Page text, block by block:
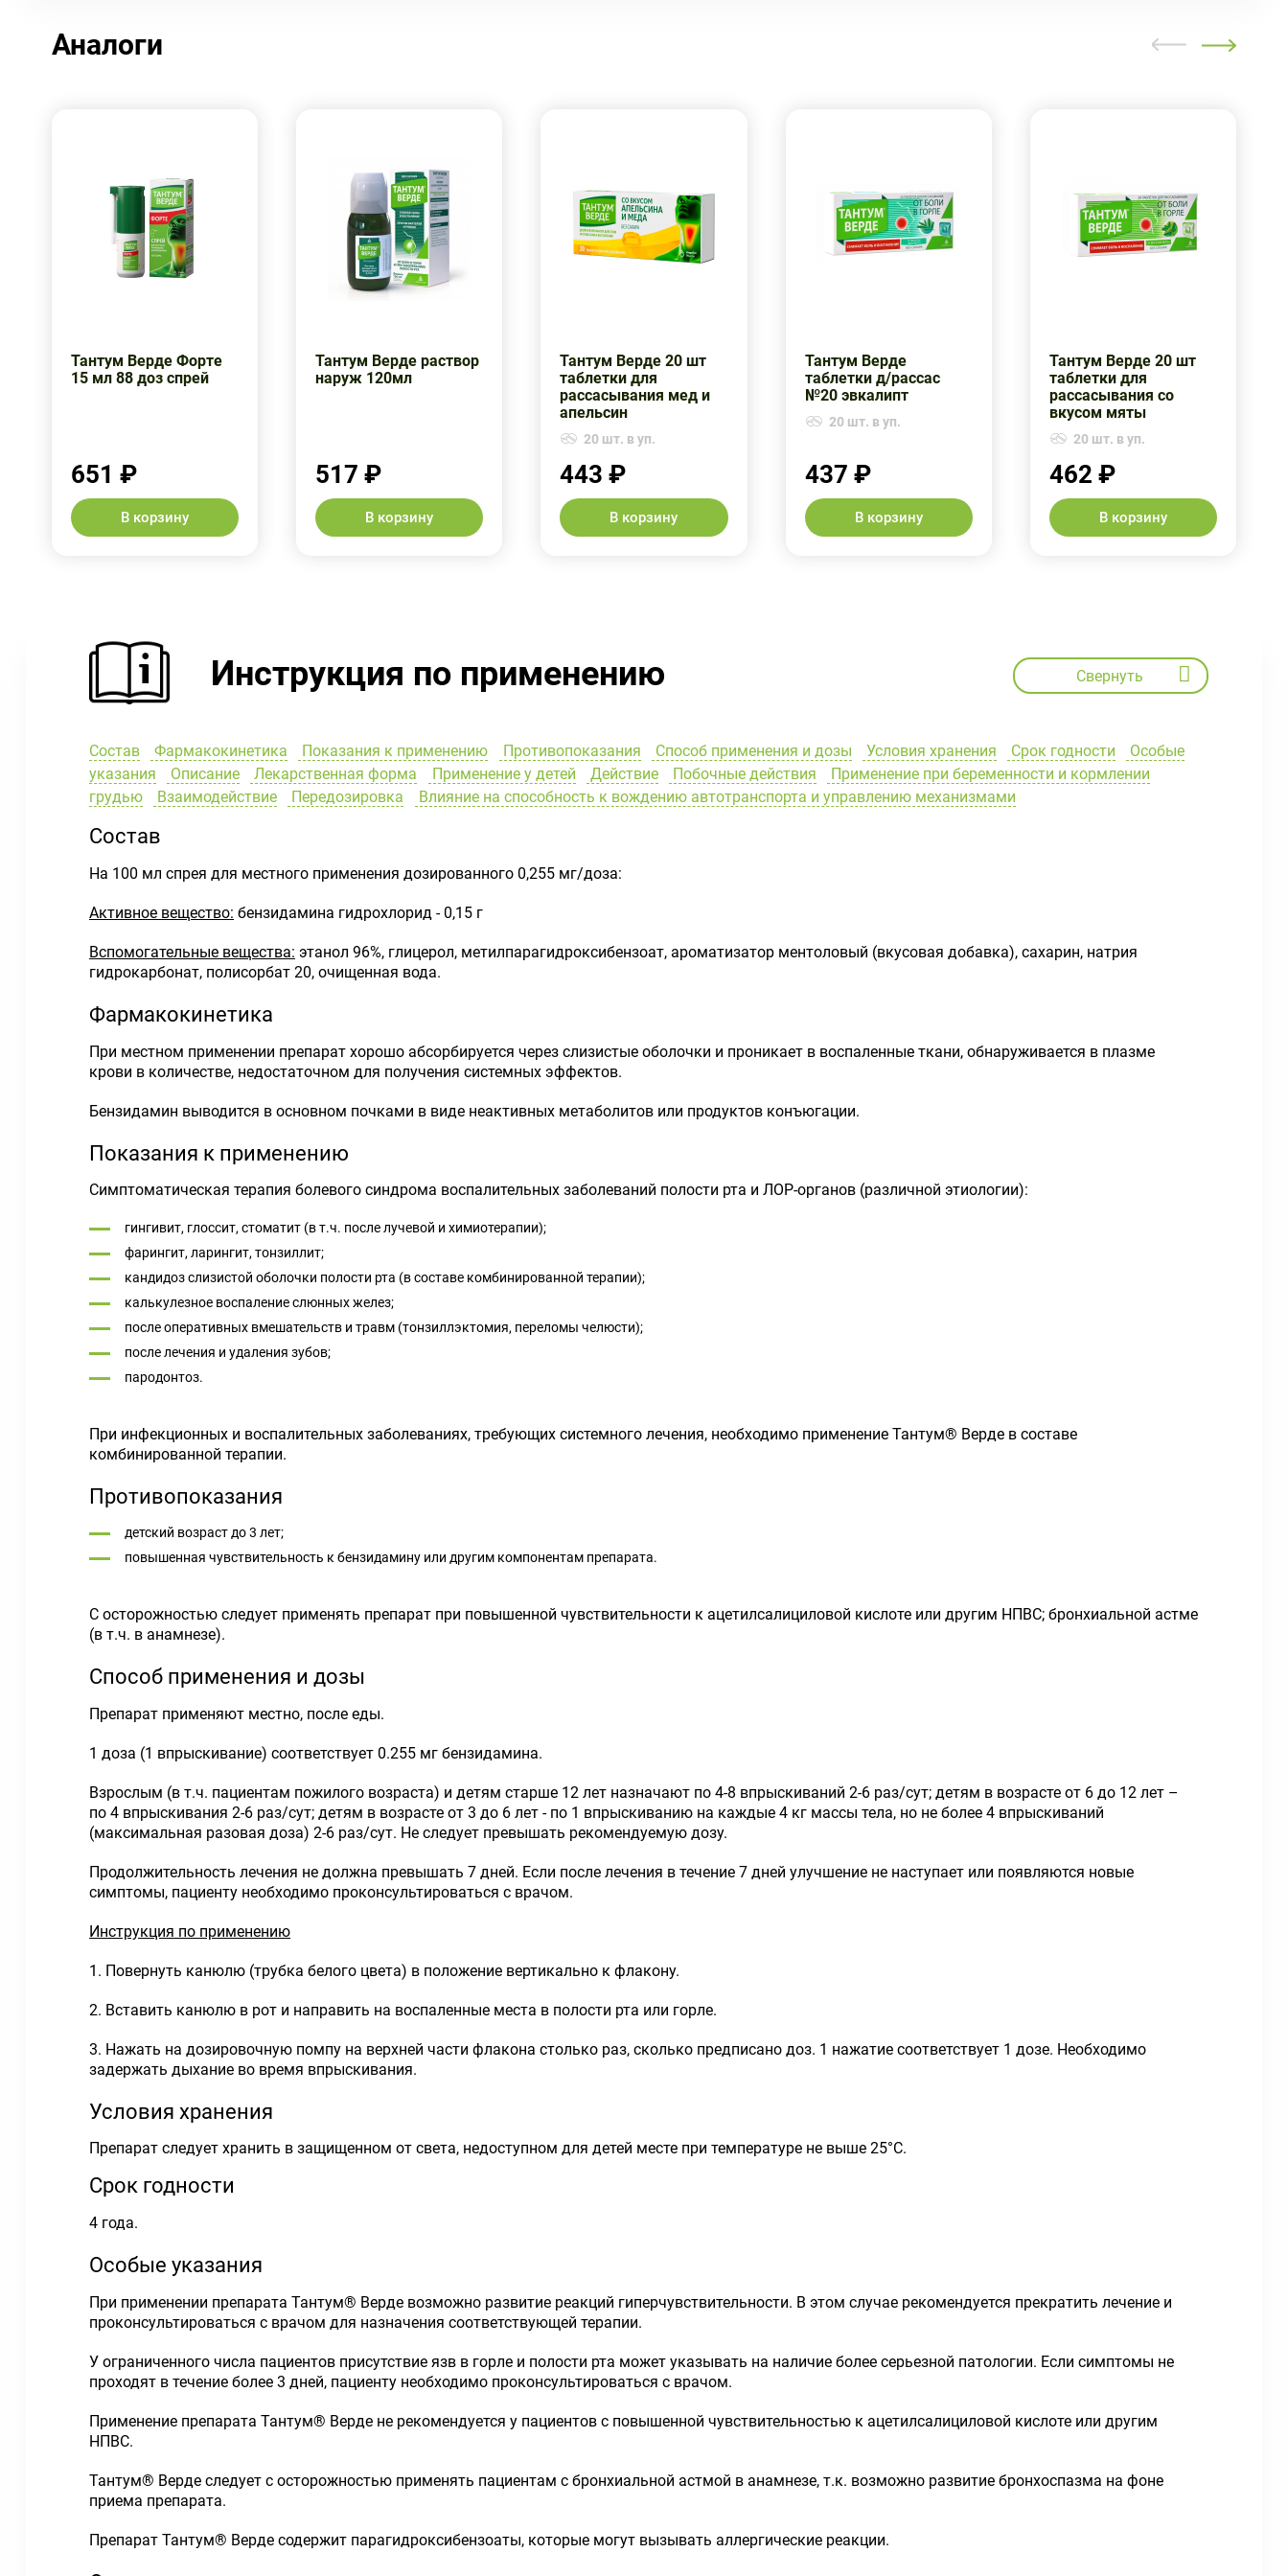
Аналоги
Тантум Верде Форте
15 мл 88 доз спрей
651 ₽
В корзину
Тантум Верде раствор
наруж 120мл
517 ₽
В корзину
Тантум Верде 20 шт
таблетки для
рассасывания мед и
апельсин
20 шт. в уп.
443 ₽
В корзину
Тантум Верде
таблетки д/рассас
№20 эвкалипт
20 шт. в уп.
437 ₽
В корзину
Тантум Верде 20 шт
таблетки для
рассасывания со
вкусом мяты
20 шт. в уп.
462 ₽
В корзину
Инструкция по применению Свернуть
Состав Фармакокинетика Показания к применению Противопоказания Способ применения и дозы Условия хранения Срок годности
Особые
указания
Описание Лекарственная форма Применение у детей Действие Побочные действия
Применение при беременности и кормлении
грудью
Взаимодействие Передозировка Влияние на способность к вождению автотранспорта и управлению механизмами
Состав
На 100 мл спрея для местного применения дозированного 0,255 мг/доза:
Активное вещество: бензидамина гидрохлорид - 0,15 г
Вспомогательные вещества: этанол 96%, глицерол, метилпарагидроксибензоат, ароматизатор ментоловый (вкусовая добавка), сахарин, натрия
гидрокарбонат, полисорбат 20, очищенная вода.
Фармакокинетика
При местном применении препарат хорошо абсорбируется через слизистые оболочки и проникает в воспаленные ткани, обнаруживается в плазме
крови в количестве, недостаточном для получения системных эффектов.
Бензидамин выводится в основном почками в виде неактивных метаболитов или продуктов конъюгации.
Показания к применению
Симптоматическая терапия болевого синдрома воспалительных заболеваний полости рта и ЛОР-органов (различной этиологии):
гингивит, глоссит, стоматит (в т.ч. после лучевой и химиотерапии);
фарингит, ларингит, тонзиллит;
кандидоз слизистой оболочки полости рта (в составе комбинированной терапии);
калькулезное воспаление слюнных желез;
после оперативных вмешательств и травм (тонзиллэктомия, переломы челюсти);
после лечения и удаления зубов;
пародонтоз.
При инфекционных и воспалительных заболеваниях, требующих системного лечения, необходимо применение Тантум® Верде в составе
комбинированной терапии.
Противопоказания
детский возраст до 3 лет;
повышенная чувствительность к бензидамину или другим компонентам препарата.
С осторожностью следует применять препарат при повышенной чувствительности к ацетилсалициловой кислоте или другим НПВС; бронхиальной астме
(в т.ч. в анамнезе).
Способ применения и дозы
Препарат применяют местно, после еды.
1 доза (1 впрыскивание) соответствует 0.255 мг бензидамина.
Взрослым (в т.ч. пациентам пожилого возраста) и детям старше 12 лет назначают по 4-8 впрыскиваний 2-6 раз/сут; детям в возрасте от 6 до 12 лет –
по 4 впрыскивания 2-6 раз/сут; детям в возрасте от 3 до 6 лет - по 1 впрыскиванию на каждые 4 кг массы тела, но не более 4 впрыскиваний
(максимальная разовая доза) 2-6 раз/сут. Не следует превышать рекомендуемую дозу.
Продолжительность лечения не должна превышать 7 дней. Если после лечения в течение 7 дней улучшение не наступает или появляются новые
симптомы, пациенту необходимо проконсультироваться с врачом.
Инструкция по применению
1. Повернуть канюлю (трубка белого цвета) в положение вертикально к флакону.
2. Вставить канюлю в рот и направить на воспаленные места в полости рта или горле.
3. Нажать на дозировочную помпу на верхней части флакона столько раз, сколько предписано доз. 1 нажатие соответствует 1 дозе. Необходимо
задержать дыхание во время впрыскивания.
Условия хранения
Препарат следует хранить в защищенном от света, недоступном для детей месте при температуре не выше 25°С.
Срок годности
4 года.
Особые указания
При применении препарата Тантум® Верде возможно развитие реакций гиперчувствительности. В этом случае рекомендуется прекратить лечение и
проконсультироваться с врачом для назначения соответствующей терапии.
У ограниченного числа пациентов присутствие язв в горле и полости рта может указывать на наличие более серьезной патологии. Если симптомы не
проходят в течение более 3 дней, пациенту необходимо проконсультироваться с врачом.
Применение препарата Тантум® Верде не рекомендуется у пациентов с повышенной чувствительностью к ацетилсалициловой кислоте или другим
НПВС.
Тантум® Верде следует с осторожностью применять пациентам с бронхиальной астмой в анамнезе, т.к. возможно развитие бронхоспазма на фоне
приема препарата.
Препарат Тантум® Верде содержит парагидроксибензоаты, которые могут вызывать аллергические реакции.